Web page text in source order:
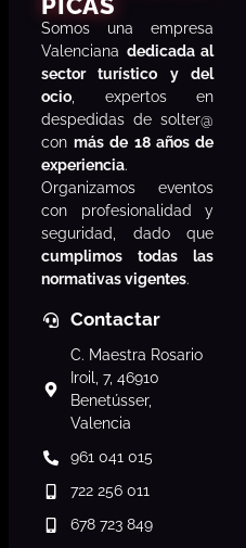
Somos una empresa
Valenciana dedicada al
sector turístico y del
ocio , expertos en
despedidas de solter@
conmás de 18 años de
experiencia.
Organizamos eventos
con profesionalidad y
seguridad, dado que
cumplimos todas las
normativas vigentes.
Contactar
C. Maestra Rosario
Iroil, 7, 46910
Benetússer,
Valencia
961 041 015
722 256 011
678 723 849